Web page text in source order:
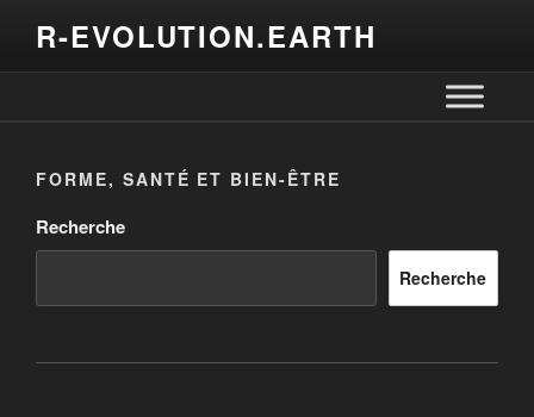
R-EVOLUTION.EARTH
FORME, SANTÉ ET BIEN-ÊTRE
Recherche
Recherche